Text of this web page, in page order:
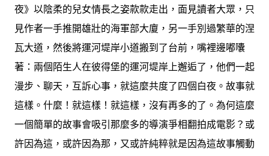
夜》以陰柔的兒女情長之姿款款走出，面見讀者大眾，只
見作者一手推開雄壯的海軍部大廈，另一手別過繁華的涅
瓦大道，然後將運河堤岸小道搬到了台前，嘴裡邊嘟囔
著：兩個陌生人在彼得堡的運河堤岸上邂逅了，他們一起
漫步、聊天，互訴心事，就這麼共度了四個白夜。故事就
這樣。什麼！就這樣！就這樣，沒有再多的了。為何這麼
一個簡單的故事會吸引那麼多的導演爭相翻拍成電影？或
許因為這，或許因為那，又或許純粹就是因為這故事觸動